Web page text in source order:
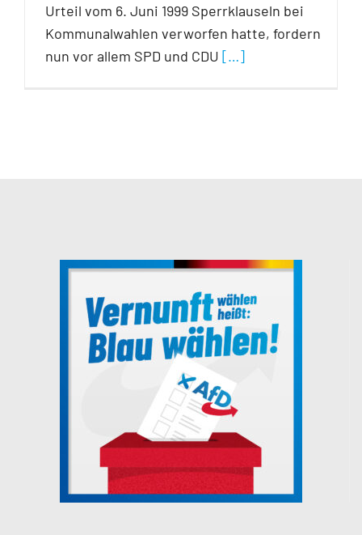
Urteil vom 6. Juni 1999 Sperrklauseln bei
Kommunalwahlen verworfen hatte, fordern
nun vor allem SPD und CDU […]